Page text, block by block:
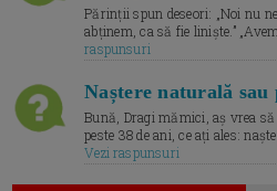
Părinții spun deseori: „Noi nu
abținem, ca să fie liniște.”
raspunsuri
Naștere naturală sau
Bună, Dragi mămici, aș vrea
peste 38 de ani, ce ați ales:
Vezi raspunsuri